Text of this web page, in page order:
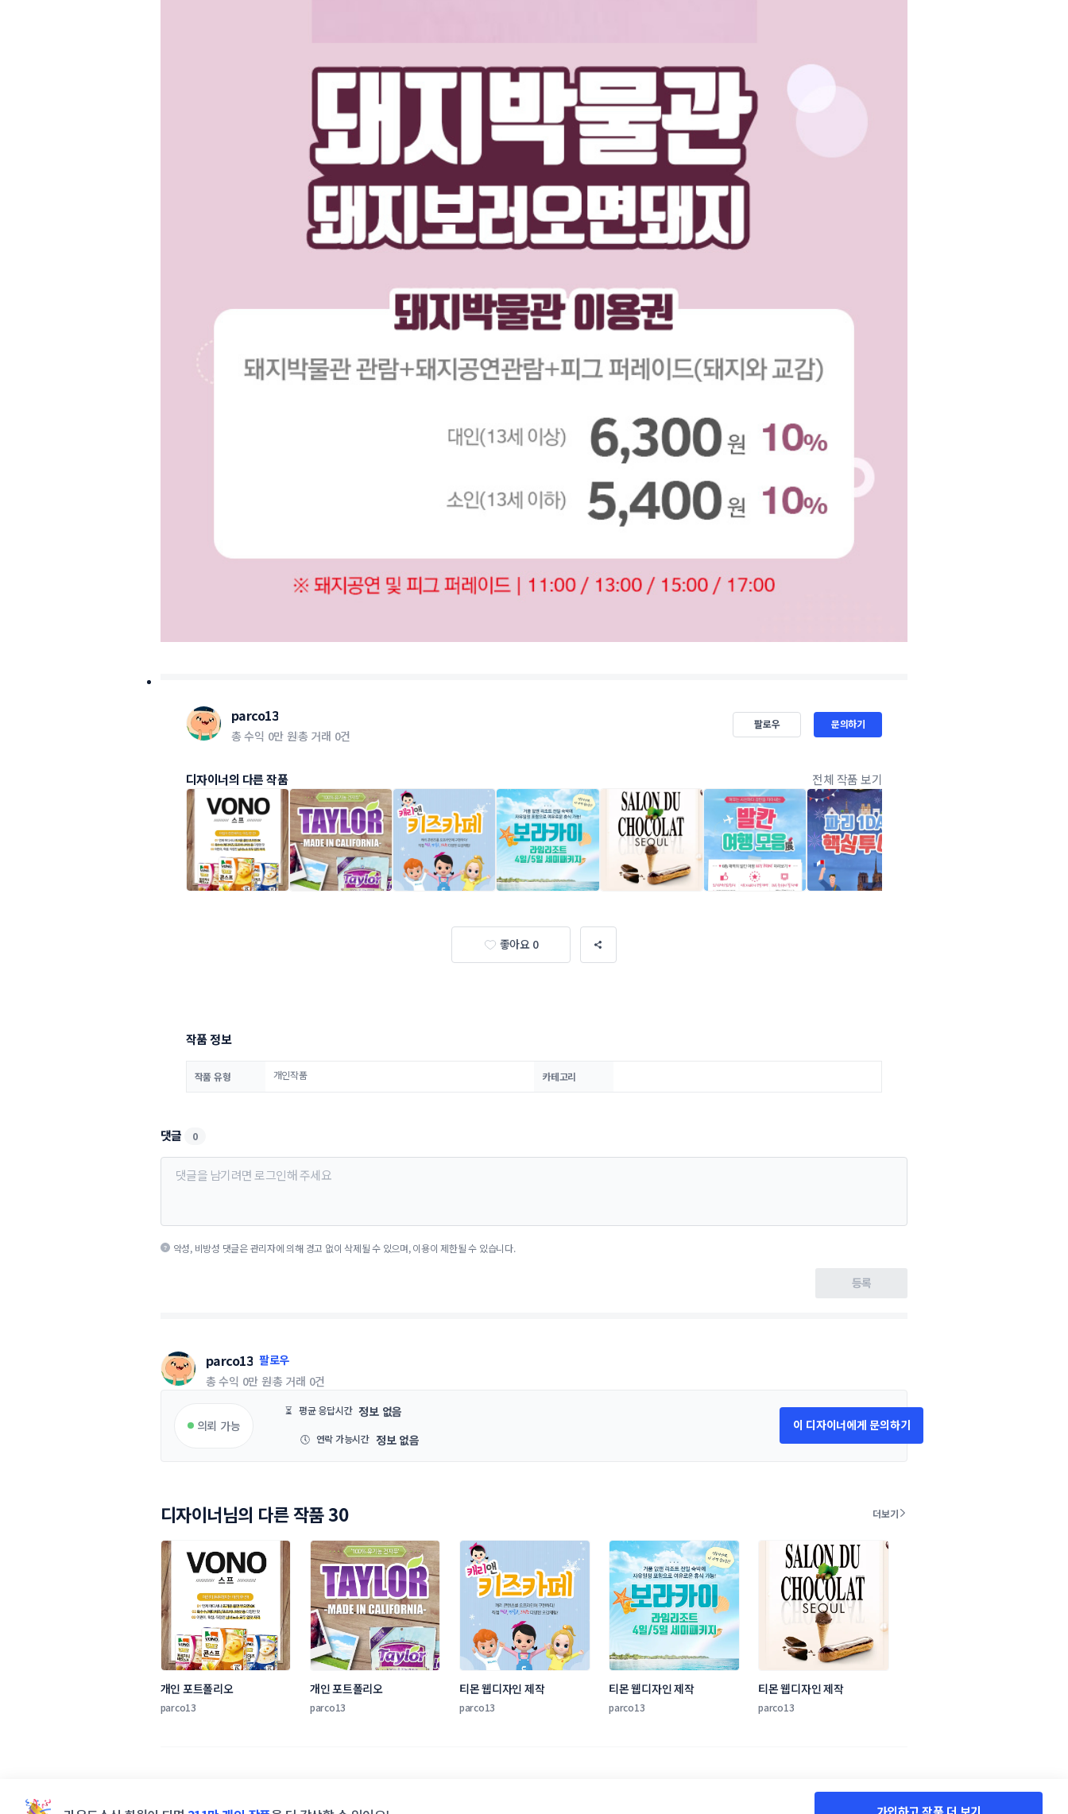
parco13
총 수익 0만 원총 거래 0건
팔로우 문의하기
디자이너의 다른 작품 전체 작품 보기
좋아요 0
작품 정보
작품 유형 개인작품 카테고리
댓글 0
악성, 비방성 댓글은 관리자에 의해 경고 없이 삭제될 수 있으며, 이용이 제한될 수 있습니다.
등록
parco13 팔로우
총 수익 0만 원총 거래 0건
의뢰 가능
⏳ 평균 응답시간 정보 없음
🕔 연락 가능시간 정보 없음
이 디자이너에게 문의하기
디자이너님의 다른 작품 30 더보기
개인 포트폴리오
parco13
개인 포트폴리오
parco13
티몬 웹디자인 제작
parco13
티몬 웹디자인 제작
parco13
티몬 웹디자인 제작
parco13